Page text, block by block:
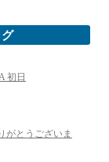
初日
がとうございま